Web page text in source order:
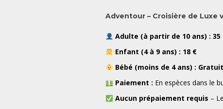
Adventour – Croisière de Luxe
Adulte (à partir de 10 ans) : 35
Enfant (4 à 9 ans) : 18 €
Bébé (moins de 4 ans) : Gratuit
Paiement : En espèces dans le
Aucun prépaiement requis –